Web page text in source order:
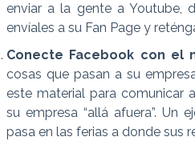
enviar a la gente a Youtube,
envíales a su Fan Page y
Conecte Facebook con el
cosas que pasan a su
este material para comunicar
su empresa “allá afuera”. Un
pasa en las ferias a donde sus